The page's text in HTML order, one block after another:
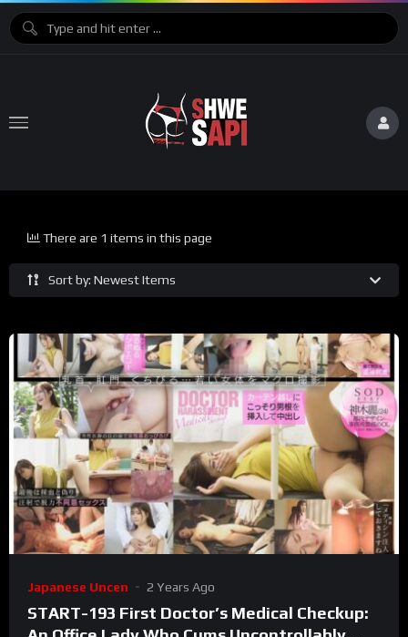
Sort by: Newest Items
There are 1 items in this page
Japanese Uncen 2 Years Ago
START-193 First Doctor’s Medical Checkup: